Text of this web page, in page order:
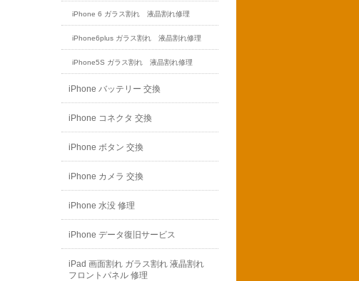
iPhone 6 ガラス割れ 液晶割れ修理
iPhone6plus ガラス割れ 液晶割れ修理
iPhone5S ガラス割れ 液晶割れ修理
iPhone バッテリー 交換
iPhone コネクタ 交換
iPhone ボタン 交換
iPhone カメラ 交換
iPhone 水没 修理
iPhone データ復旧サービス
iPad 画面割れ ガラス割れ 液晶割れ
フロントパネル 修理